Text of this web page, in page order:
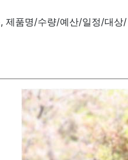
제품명/수량/예산/일정/대